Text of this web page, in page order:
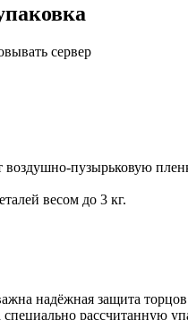
сервер
пузырьковую
весом до 3 кг.
надёжная защита
расcчитанную